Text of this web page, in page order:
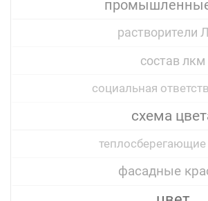
растворители
состав лкм
социальная
схема
теплосберегающие
фасадные